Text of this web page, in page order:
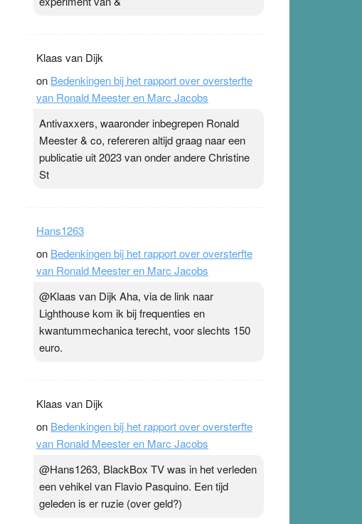
Klaas van Dijk
on Bedenkingen bij het rapport over oversterfte
van Ronald Meester en Marc Jacobs
Antivaxxers, waaronder inbegrepen Ronald
Meester & co, refereren altijd graag naar een
publicatie uit 2023 van onder andere Christine
St
Hans1263
on Bedenkingen bij het rapport over oversterfte
van Ronald Meester en Marc Jacobs
@Klaas van Dijk Aha, via de link naar
Lighthouse kom ik bij frequenties en
kwantummechanica terecht, voor slechts 150
euro.
Klaas van Dijk
on Bedenkingen bij het rapport over oversterfte
van Ronald Meester en Marc Jacobs
@Hans1263, BlackBox TV was in het verleden
een vehikel van Flavio Pasquino. Een tijd
geleden is er ruzie (over geld?)